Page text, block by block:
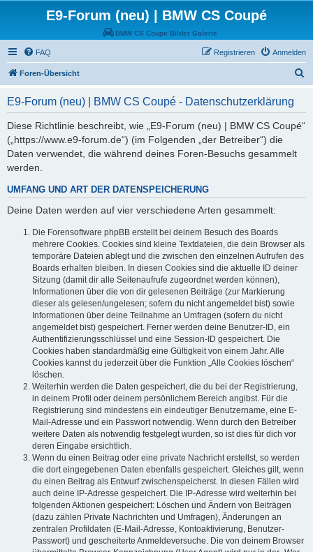
E9-Forum (neu) | BMW CS Coupé
BMW CS Coupe Bilder Galerie
FAQ Anmelden
Registrieren
Foren-Übersicht
E9-Forum (neu) | BMW CS Coupé - Datenschutzerklärung
Diese Richtlinie beschreibt, wie „E9-Forum (neu) | BMW CS Coupé“
(„https://www.e9-forum.de“) (im Folgenden „der Betreiber“) die
Daten verwendet, die während deines Foren-Besuchs gesammelt
werden.
UMFANG UND ART DER DATENSPEICHERUNG
Deine Daten werden auf vier verschiedene Arten gesammelt:
Die Forensoftware phpBB erstellt bei deinem Besuch des Boards
mehrere Cookies. Cookies sind kleine Textdateien, die dein Browser als
temporäre Dateien ablegt und die zwischen den einzelnen Aufrufen des
Boards erhalten bleiben. In diesen Cookies sind die aktuelle ID deiner
Sitzung (damit dir alle Seitenaufrufe zugeordnet werden können),
Informationen über die von dir gelesenen Beiträge (zur Markierung
dieser als gelesen/ungelesen; sofern du nicht angemeldet bist) sowie
Informationen über deine Teilnahme an Umfragen (sofern du nicht
angemeldet bist) gespeichert. Ferner werden deine Benutzer-ID, ein
Authentifizierungsschlüssel und eine Session-ID gespeichert. Die
Cookies haben standardmäßig eine Gültigkeit von einem Jahr. Alle
Cookies kannst du jederzeit über die Funktion „Alle Cookies löschen“
löschen.
Weiterhin werden die Daten gespeichert, die du bei der Registrierung,
in deinem Profil oder deinem persönlichem Bereich angibst. Für die
Registrierung sind mindestens ein eindeutiger Benutzername, eine E-
Mail-Adresse und ein Passwort notwendig. Wenn durch den Betreiber
weitere Daten als notwendig festgelegt wurden, so ist dies für dich vor
deren Eingabe ersichtlich.
Wenn du einen Beitrag oder eine private Nachricht erstellst, so werden
die dort eingegebenen Daten ebenfalls gespeichert. Gleiches gilt, wenn
du einen Beitrag als Entwurf zwischenspeicherst. In diesen Fällen wird
auch deine IP-Adresse gespeichert. Die IP-Adresse wird weiterhin bei
folgenden Aktionen gespeichert: Löschen und Ändern von Beiträgen
(dazu zählen Private Nachrichten und Umfragen), Änderungen an
zentralen Profildaten (E-Mail-Adresse, Kontoaktivierung, Benutzer-
Passwort) und gescheiterte Anmeldeversuche. Die von deinem Browser